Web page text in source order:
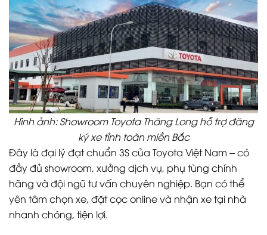
Hình ảnh: Showroom Toyota Thăng Long hỗ trợ đăng
ký xe tỉnh toàn miền Bắc
Đây là đại lý đạt chuẩn 3S của Toyota Việt Nam – có
đầy đủ showroom, xưởng dịch vụ, phụ tùng chính
hãng và đội ngũ tư vấn chuyên nghiệp. Bạn có thể
yên tâm chọn xe, đặt cọc online và nhận xe tại nhà
nhanh chóng, tiện lợi.